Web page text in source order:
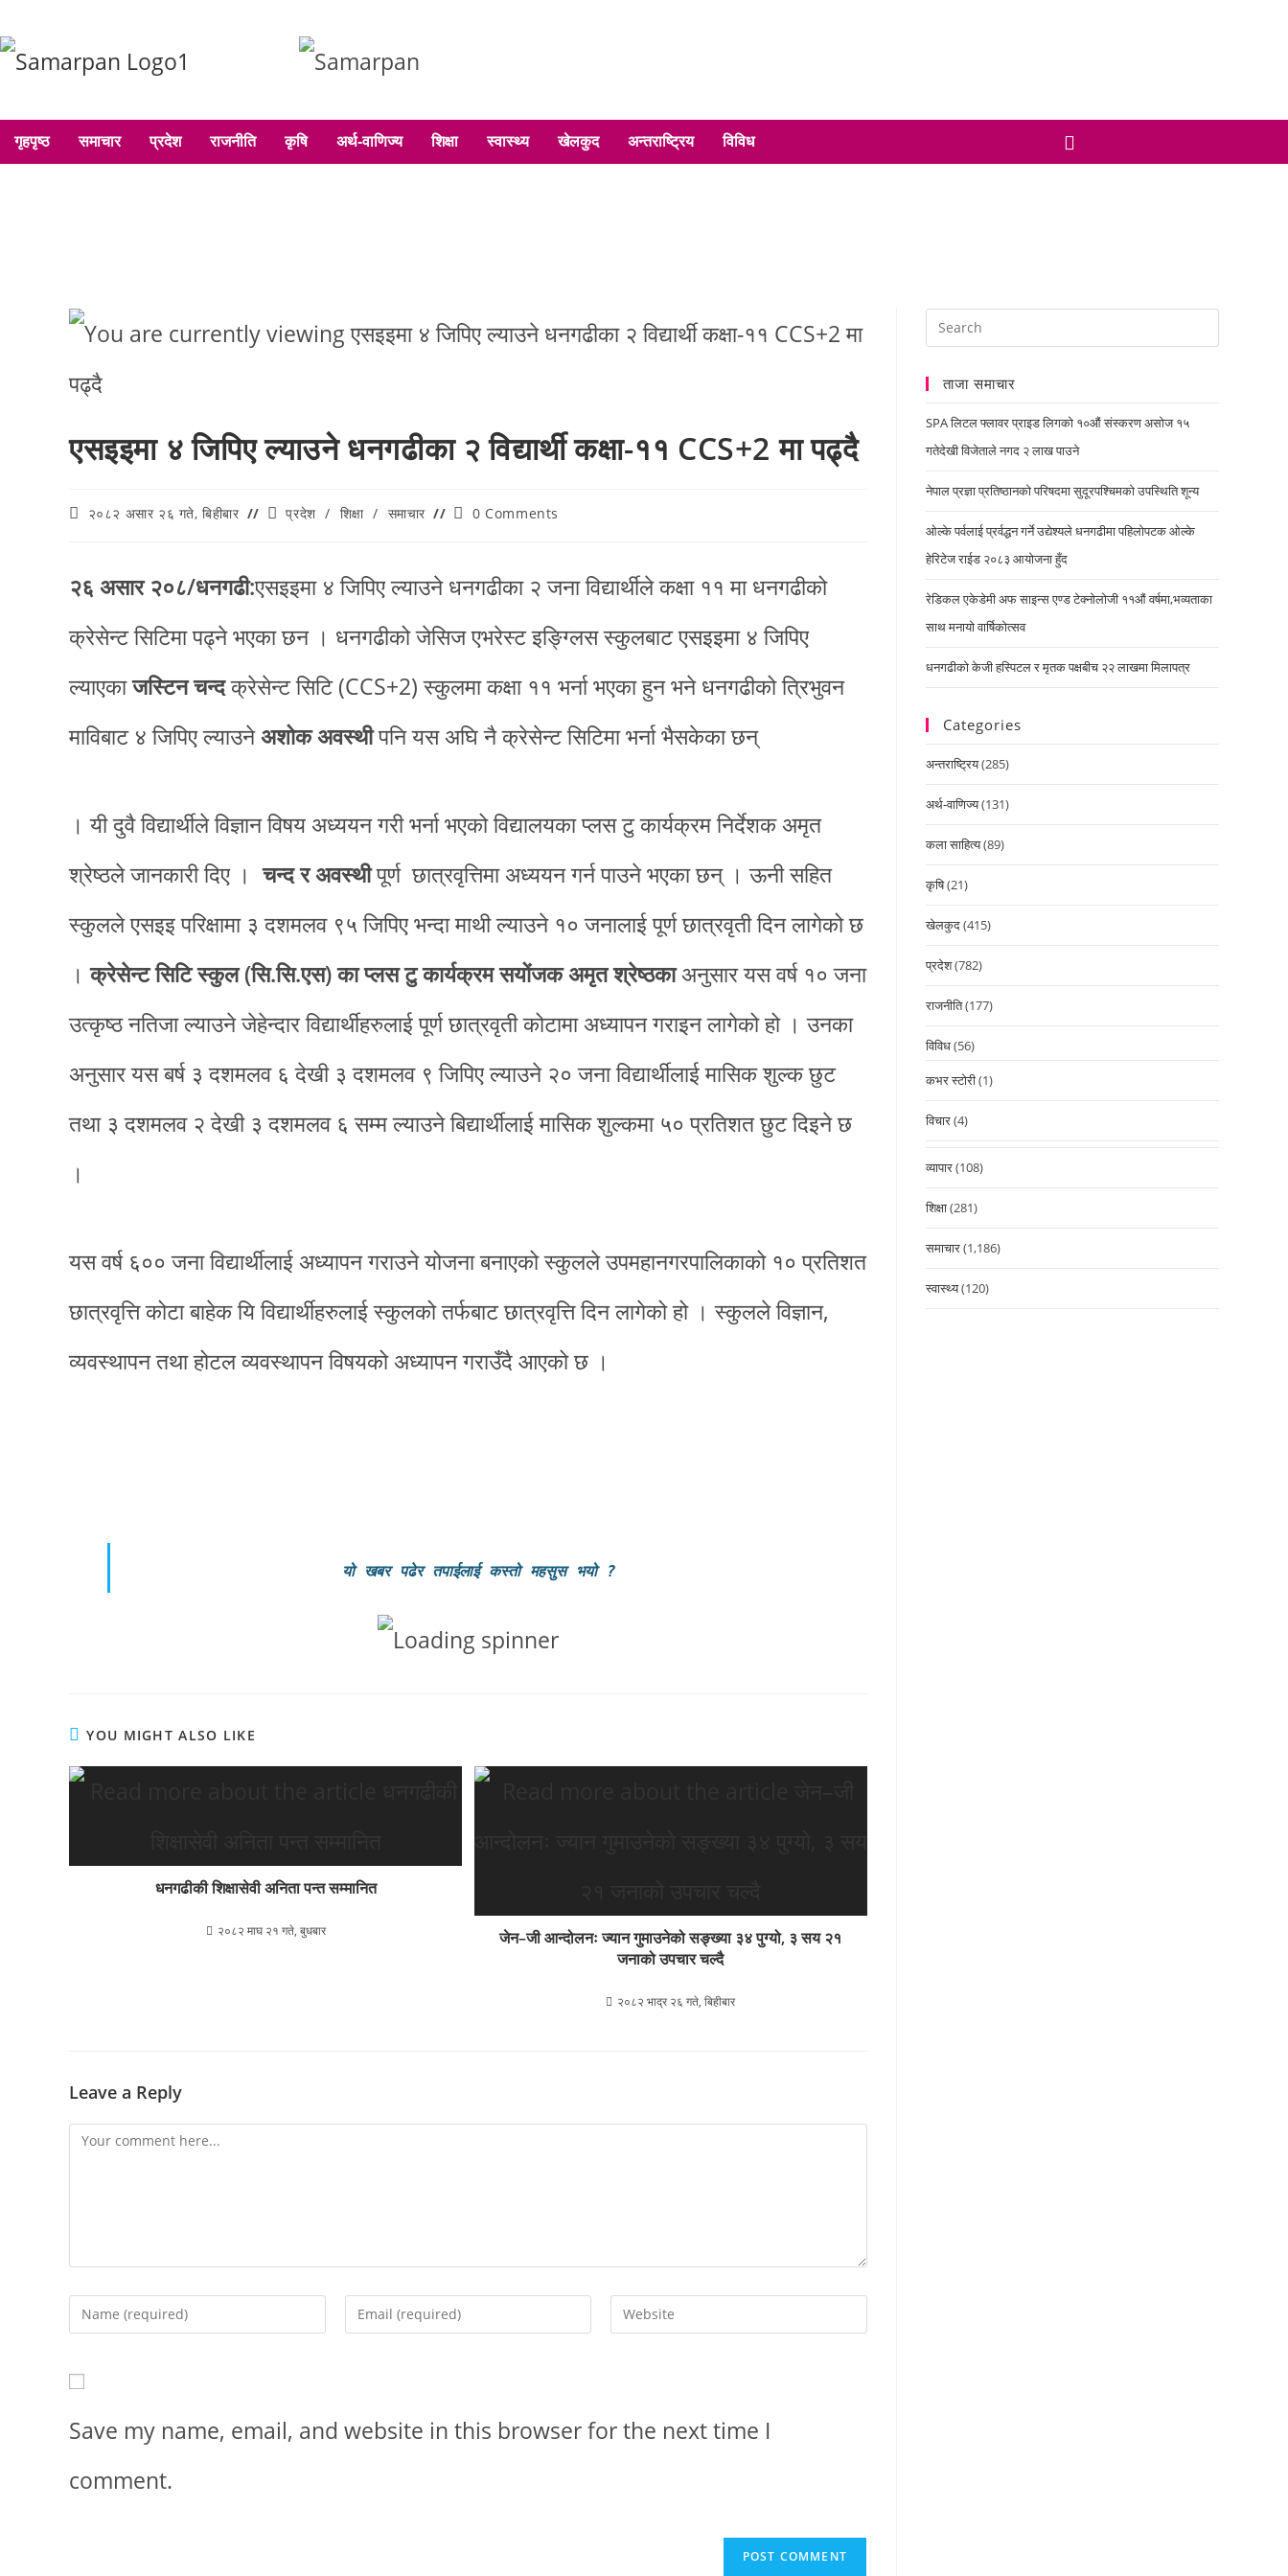
गृहपृष्ठ समाचार प्रदेश राजनीति कृषि अर्थ-वाणिज्य शिक्षा स्वास्थ्य खेलकुद अन्तराष्ट्रिय विविध
एसइइमा ४ जिपिए ल्याउने धनगढीका २ विद्यार्थी कक्षा-११ CCS+2 मा पढ्दै
२०८२ असार २६ गते, बिहीबार प्रदेश / शिक्षा / समाचार 0 Comments
२६ असार २०८/धनगढी:एसइइमा ४ जिपिए ल्याउने धनगढीका २ जना विद्यार्थीले कक्षा ११ मा धनगढीको
क्रेसेन्ट सिटिमा पढ्ने भएका छन । धनगढीको जेसिज एभरेस्ट इङ्ग्लिस स्कुलबाट एसइइमा ४ जिपिए
ल्याएकाजस्टिन चन्दक्रेसेन्ट सिटि (CCS+2) स्कुलमा कक्षा ११ भर्ना भएका हुन भने धनगढीको त्रिभुवन
माविबाट ४ जिपिए ल्याउनेअशोक अवस्थीपनि यस अघि नै क्रेसेन्ट सिटिमा भर्ना भैसकेका छन्
। यी दुवै विद्यार्थीले विज्ञान विषय अध्ययन गरी भर्ना भएको विद्यालयका प्लस टु कार्यक्रम निर्देशक अमृत
श्रेष्ठले जानकारी दिए ।चन्द र अवस्थीपूर्ण छात्रवृत्तिमा अध्ययन गर्न पाउने भएका छन् । ऊनी सहित
स्कुलले एसइइ परिक्षामा ३ दशमलव ९५ जिपिए भन्दा माथी ल्याउने १० जनालाई पूर्ण छात्रवृती दिन लागेको छ
।क्रेसेन्ट सिटि स्कुल (सि.सि.एस) का प्लस टु कार्यक्रम सयोंजक अमृत श्रेष्ठकाअनुसार यस वर्ष १० जना
उत्कृष्ठ नतिजा ल्याउने जेहेन्दार विद्यार्थीहरुलाई पूर्ण छात्रवृती कोटामा अध्यापन गराइन लागेको हो । उनका
अनुसार यस बर्ष ३ दशमलव ६ देखी ३ दशमलव ९ जिपिए ल्याउने २० जना विद्यार्थीलाई मासिक शुल्क छुट
तथा ३ दशमलव २ देखी ३ दशमलव ६ सम्म ल्याउने बिद्यार्थीलाई मासिक शुल्कमा ५० प्रतिशत छुट दिइने छ
।
यस वर्ष ६०० जना विद्यार्थीलाई अध्यापन गराउने योजना बनाएको स्कुलले उपमहानगरपालिकाको १० प्रतिशत
छात्रवृत्ति कोटा बाहेक यि विद्यार्थीहरुलाई स्कुलको तर्फबाट छात्रवृत्ति दिन लागेको हो । स्कुलले विज्ञान,
व्यवस्थापन तथा होटल व्यवस्थापन विषयको अध्यापन गराउँदै आएको छ ।
यो खबर पढेर तपाईलाई कस्तो महसुस भयो?
YOU MIGHT ALSO LIKE
धनगढीकी शिक्षासेवी अनिता पन्त सम्मानित
२०८२ माघ २१ गते, बुधबार
जेन–जी आन्दोलनः ज्यान गुमाउनेको सङ्ख्या ३४ पुग्यो, ३ सय २१
जनाको उपचार चल्दै
२०८२ भाद्र २६ गते, बिहीबार
Leave a Reply
Save my name, email, and website in this browser for the next time I
comment.
ताजा समाचार
SPA लिटल फ्लावर प्राइड लिगको १०औं संस्करण असोज १५
गतेदेखी विजेताले नगद २ लाख पाउने
नेपाल प्रज्ञा प्रतिष्ठानको परिषदमा सुदूरपश्चिमको उपस्थिति शून्य
ओल्के पर्वलाई प्रर्वद्धन गर्ने उद्येश्यले धनगढीमा पहिलोपटक ओल्के
हेरिटेज राईड २०८३ आयोजना हुँद
रेडिकल एकेडेमी अफ साइन्स एण्ड टेक्नोलोजी ११औं वर्षमा,भव्यताका
साथ मनायो वार्षिकोत्सव
धनगढीको केजी हस्पिटल र मृतक पक्षबीच २२ लाखमा मिलापत्र
Categories
अन्तराष्ट्रिय(285)
अर्थ-वाणिज्य(131)
कला साहित्य(89)
कृषि(21)
खेलकुद(415)
प्रदेश(782)
राजनीति(177)
विविध(56)
कभर स्टोरी(1)
विचार(4)
व्यापार(108)
शिक्षा(281)
समाचार(1,186)
स्वास्थ्य(120)